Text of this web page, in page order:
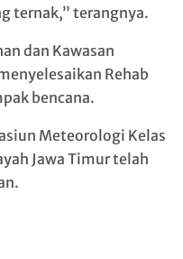
ternak,” terangnya.
dan Kawasan
Rehab
bencana.
Meteorologi Kelas
Jawa Timur telah